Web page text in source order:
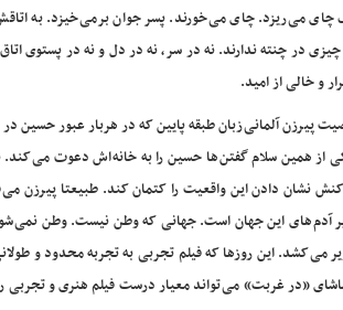
می ریزد. چای می خورند. پسر جوان برمی خیزد. به
در چنته ندارند. نه در سر، نه در دل و نه در پستوی
و خالی از امید.
پیرزن آلمانی زبان طبقه پایین که در هربار عبور حسین
از همین سلام گفتن ها حسین را به خانه اش دعوت می
نشان دادن این واقعیت را کتمان کند. طبیعتا پیرزن
آدم های این جهان است. جهانی که وطن نیست. وطن نمی
می کشد. این روزها که فیلم تجربی به تجربه محدود و
«در غربت» می تواند معیار درست فیلم هنری و تجربی